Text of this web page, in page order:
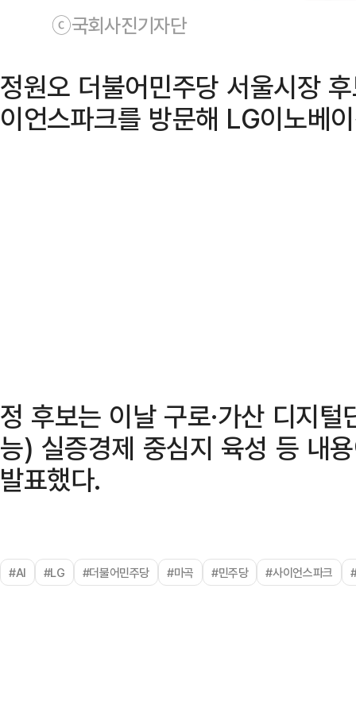
ⓒ국회사진기자단
정원오 더불어민주당 서울시장
이언스파크를 방문해 LG이노베
정 후보는 이날 구로·가산 디지
능) 실증경제 중심지 육성 등 내
발표했다.
#AI #LG #더불어민주당 #마곡 #민주당 #사이언스파크